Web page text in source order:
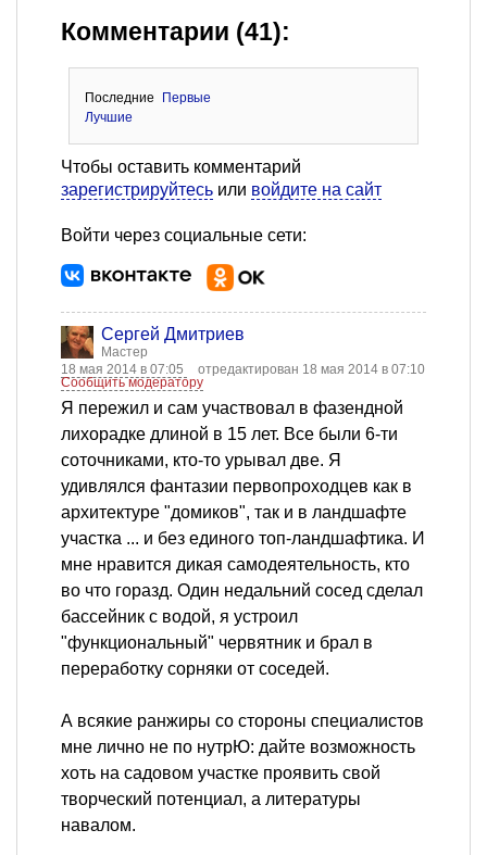
Комментарии (41):
Последние
Первые
Лучшие
Чтобы оставить комментарий
зарегистрируйтесь или войдите на сайт
Войти через социальные сети:
Сергей Дмитриев
Мастер
18 мая 2014 в 07:05
отредактирован 18 мая 2014 в 07:10
Сообщить модератору
Я пережил и сам участвовал в фазендной
лихорадке длиной в 15 лет. Все были 6-ти
соточниками, кто-то урывал две. Я
удивлялся фантазии первопроходцев как в
архитектуре "домиков", так и в ландшафте
участка ... и без единого топ-ландшафтика. И
мне нравится дикая самодеятельность, кто
во что горазд. Один недальний сосед сделал
бассейник с водой, я устроил
"функциональный" червятник и брал в
переработку сорняки от соседей.
А всякие ранжиры со стороны специалистов
мне лично не по нутрЮ: дайте возможность
хоть на садовом участке проявить свой
творческий потенциал, а литературы
навалом.